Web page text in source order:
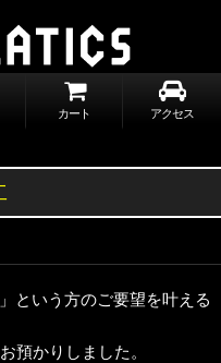
カート アクセス
という方のご要望を叶える
預かりしました。